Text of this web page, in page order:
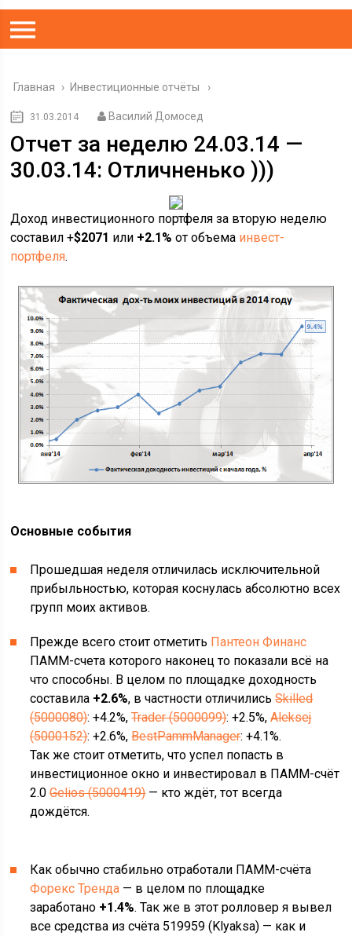
Главная › Инвестиционные отчёты
31.03.2014 Василий Домосед
Отчет за неделю 24.03.14 —
30.03.14: Отличненько )))
Доход инвестиционного портфеля за вторую неделю
составил +$2071 или +2.1% от объема инвест-
портфеля.
Основные события
Прошедшая неделя отличилась исключительной
прибыльностью, которая коснулась абсолютно всех
групп моих активов.
Прежде всего стоит отметить Пантеон Финанс
ПАММ-счета которого наконец то показали всё на
что способны. В целом по площадке доходность
составила +2.6%, в частности отличилисьSkilled
(5000080): +4.2%,Trader (5000099): +2.5%,Aleksej
(5000152): +2.6%,BestPammManager: +4.1%.
Так же стоит отметить, что успел попасть в
инвестиционное окно и инвестировал в ПАММ-счёт
2.0Gelios (5000419)— кто ждёт, тот всегда
дождётся.
Как обычно стабильно отработали ПАММ-счёта
Форекс Тренда — в целом по площадке
заработано +1.4%. Так же в этот ролловер я вывел
все средства из счёта 519959 (Klyaksa) — как и